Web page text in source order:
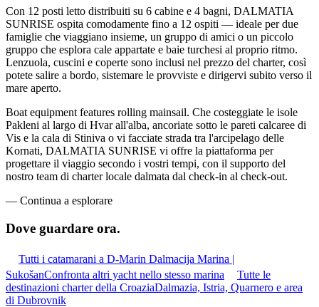
Con 12 posti letto distribuiti su 6 cabine e 4 bagni, DALMATIA
SUNRISE ospita comodamente fino a 12 ospiti — ideale per due
famiglie che viaggiano insieme, un gruppo di amici o un piccolo
gruppo che esplora cale appartate e baie turchesi al proprio ritmo.
Lenzuola, cuscini e coperte sono inclusi nel prezzo del charter, così
potete salire a bordo, sistemare le provviste e dirigervi subito verso il
mare aperto.
Boat equipment features rolling mainsail. Che costeggiate le isole
Pakleni al largo di Hvar all'alba, ancoriate sotto le pareti calcaree di
Vis e la cala di Stiniva o vi facciate strada tra l'arcipelago delle
Kornati, DALMATIA SUNRISE vi offre la piattaforma per
progettare il viaggio secondo i vostri tempi, con il supporto del
nostro team di charter locale dalmata dal check-in al check-out.
— Continua a esplorare
Dove guardare ora.
Tutti i catamarani a D-Marin Dalmacija Marina |
SukošanConfronta altri yacht nello stesso marina
Tutte le
destinazioni charter della CroaziaDalmazia, Istria, Quarnero e area
di Dubrovnik